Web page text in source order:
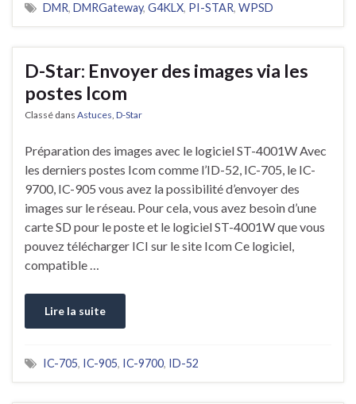
DMR, DMRGateway, G4KLX, PI-STAR, WPSD
D-Star: Envoyer des images via les
postes Icom
Classé dans Astuces, D-Star
Préparation des images avec le logiciel ST-4001W Avec
les derniers postes Icom comme l’ID-52, IC-705, le IC-
9700, IC-905 vous avez la possibilité d’envoyer des
images sur le réseau. Pour cela, vous avez besoin d’une
carte SD pour le poste et le logiciel ST-4001W que vous
pouvez télécharger ICI sur le site Icom Ce logiciel,
compatible …
Lire la suite
IC-705, IC-905, IC-9700, ID-52